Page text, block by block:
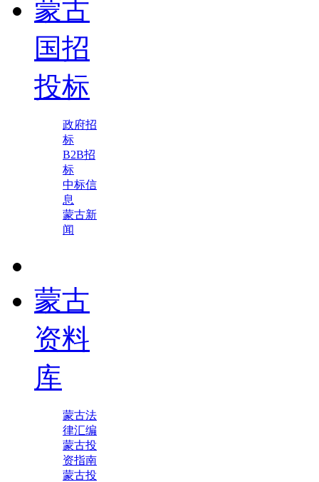
蒙古
国招
投标
政府招
标
B2B招
标
中标信
息
蒙古新
闻
蒙古
资料
库
蒙古法
律汇编
蒙古投
资指南
蒙古投